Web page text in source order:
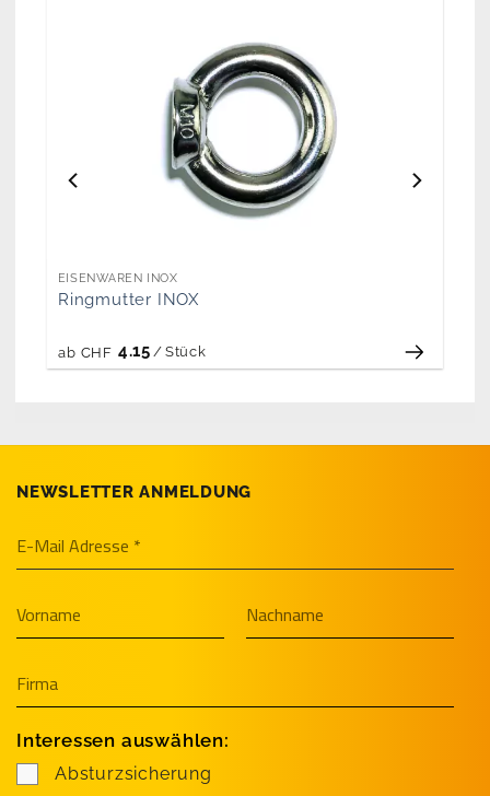
EISENWAREN INOX
Ringmutter INOX
ab CHF 4.15 / Stück
NEWSLETTER ANMELDUNG
Interessen auswählen:
Absturzsicherung